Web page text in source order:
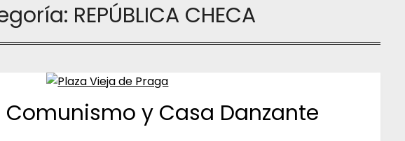
REPÚBLICA CHECA
Comunismo y Casa Danzante